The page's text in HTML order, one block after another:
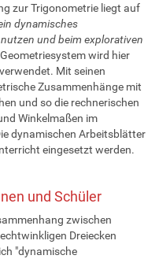
zur Trigonometrie liegt auf
dynamisches
und beim explorativen
wird hier
verwendet. Mit seinen
Zusammenhänge mit
und so die rechnerischen
Winkelmaßen im
dynamischen Arbeitsblätter
eingesetzt werden.
und Schüler
zwischen
Dreiecken
"dynamische